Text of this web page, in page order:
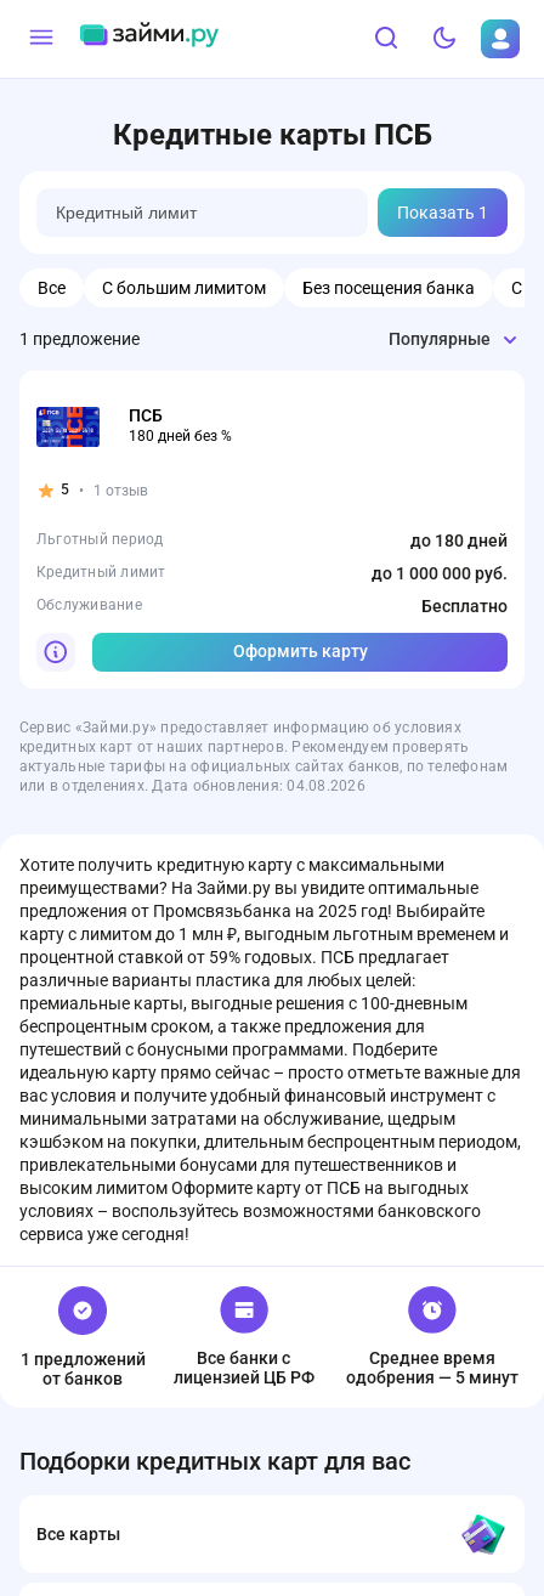
Кредитные карты ПСБ
Показать 1
Все С большим лимитом Без посещения банка С
1 предложение Популярные
ПСБ
180 дней без %
5 • 1 отзыв
Льготный период до 180 дней
Кредитный лимит до 1 000 000 руб.
Обслуживание Бесплатно
Оформить карту
Сервис «Займи.ру» предоставляет информацию об условиях
кредитных карт от наших партнеров. Рекомендуем проверять
актуальные тарифы на официальных сайтах банков, по телефонам
или в отделениях. Дата обновления: 04.08.2026
Хотите получить кредитную карту с максимальными
преимуществами? На Займи.ру вы увидите оптимальные
предложения от Промсвязьбанка на 2025 год! Выбирайте
карту с лимитом до 1 млн ₽, выгодным льготным временем и
процентной ставкой от 59% годовых. ПСБ предлагает
различные варианты пластика для любых целей:
премиальные карты, выгодные решения с 100-дневным
беспроцентным сроком, а также предложения для
путешествий с бонусными программами. Подберите
идеальную карту прямо сейчас – просто отметьте важные для
вас условия и получите удобный финансовый инструмент с
минимальными затратами на обслуживание, щедрым
кэшбэком на покупки, длительным беспроцентным периодом,
привлекательными бонусами для путешественников и
высоким лимитом Оформите карту от ПСБ на выгодных
условиях – воспользуйтесь возможностями банковского
сервиса уже сегодня!
1 предложений
от банков
Все банки с
лицензией ЦБ РФ
Среднее время
одобрения — 5 минут
Подборки кредитных карт для вас
Все карты